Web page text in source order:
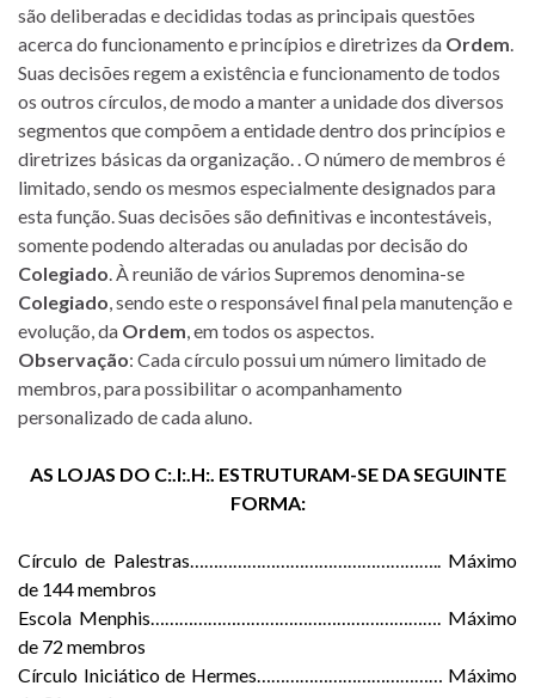
são deliberadas e decididas todas as principais questões
acerca do funcionamento e princípios e diretrizes da Ordem.
Suas decisões regem a existência e funcionamento de todos
os outros círculos, de modo a manter a unidade dos diversos
segmentos que compõem a entidade dentro dos princípios e
diretrizes básicas da organização. . O número de membros é
limitado, sendo os mesmos especialmente designados para
esta função. Suas decisões são definitivas e incontestáveis,
somente podendo alteradas ou anuladas por decisão do
Colegiado. À reunião de vários Supremos denomina-se
Colegiado, sendo este o responsável final pela manutenção e
evolução, da Ordem, em todos os aspectos.
Observação: Cada círculo possui um número limitado de
membros, para possibilitar o acompanhamento
personalizado de cada aluno.
AS LOJAS DO C:.I:.H:. ESTRUTURAM-SE DA SEGUINTE
FORMA:
Círculo de Palestras…………………………………………….. Máximo
de 144 membros
Escola Menphis……………………………………………………. Máximo
de 72 membros
Círculo Iniciático de Hermes………………………………… Máximo